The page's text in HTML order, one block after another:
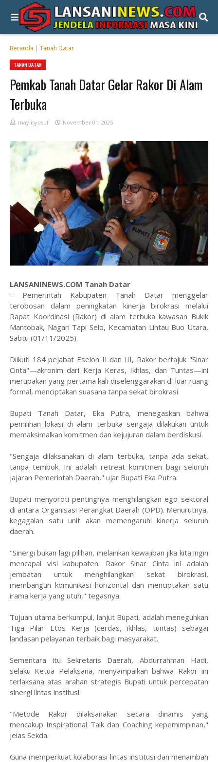
Beranda | Tanah Datar
TANAH DATAR
Pemkab Tanah Datar Gelar Rakor Di Alam
Terbuka
maylisyusuf November 01, 2025
LANSANINEWS.COM Tanah Datar
– Pemerintah Kabupaten Tanah Datar menggelar
terobosan dalam peningkatan kinerja birokrasi melalui
Rapat Koordinasi (Rakor) di alam terbuka kawasan Bukik
Mantobak, Nagari Tapi Selo, Kecamatan Lintau Buo Utara,
Sabtu (01/11/2025).
​Diikuti 184 pejabat Eselon II dan III, Rakor bertajuk "Sinar
Cinta"—akronim dari Kerja Keras, Ikhlas, dan Tuntas—ini
merupakan yang pertama kali diselenggarakan di luar ruang
formal, menciptakan suasana tanpa sekat birokrasi.
​Bupati Tanah Datar, Eka Putra, menegaskan bahwa
pemilihan lokasi di alam terbuka sengaja dilakukan untuk
memaksimalkan komitmen dan kejujuran dalam berdiskusi.
​"Sengaja dilaksanakan di alam terbuka, tanpa ada sekat,
tanpa tembok. Ini adalah retreat komitmen bagi seluruh
jajaran Pemerintah Daerah," ujar Bupati Eka Putra.
​Bupati menyoroti pentingnya menghilangkan ego sektoral
di antara Organisasi Perangkat Daerah (OPD). Menurutnya,
kegagalan satu unit akan memengaruhi kinerja seluruh
daerah.
​"Sinergi bukan lagi pilihan, melainkan kewajiban jika kita ingin
mencapai visi kabupaten. Rakor Sinar Cinta ini adalah
jembatan untuk menghilangkan sekat birokrasi,
membangun komunikasi horizontal dan menciptakan satu
irama kerja yang utuh," tegasnya.
​Tujuan utama berkumpul, lanjut Bupati, adalah meneguhkan
Tiga Pilar Etos Kerja (cerdas, ikhlas, tuntas) sebagai
landasan pelayanan terbaik bagi masyarakat.
Sementara itu ​Sekretaris Daerah, Abdurrahman Hadi,
selaku Ketua Pelaksana, menyampaikan bahwa Rakor ini
terlaksana atas arahan strategis Bupati untuk percepatan
sinergi lintas institusi.
​"Metode Rakor dilaksanakan secara dinamis yang
mencakup Inspirational Talk dan Coaching kepemimpinan,"
jelas Sekda.
​Guna memperkuat kolaborasi lintas institusi dan menambah